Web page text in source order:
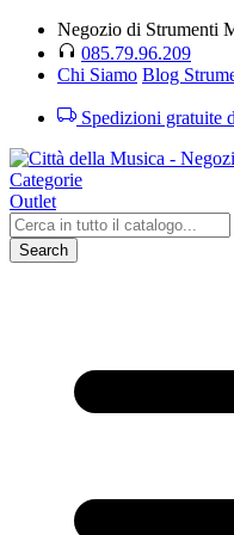
Negozio di Strumenti
085.79.96.209
Chi Siamo Blog
Spedizioni gratuite
Categorie
Outlet
Search